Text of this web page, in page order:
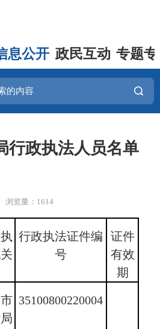
息公开 政民互动 专题
行政执法人员名单
浏览量：1614
行政执法证件编
号
证件
有效
期
35100800220004